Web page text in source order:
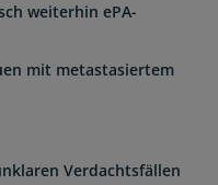
weiterhin ePA-
mit metastasiertem
Verdachtsfällen